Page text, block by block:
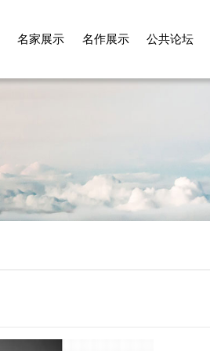
名家展示 名作展示 公共论坛